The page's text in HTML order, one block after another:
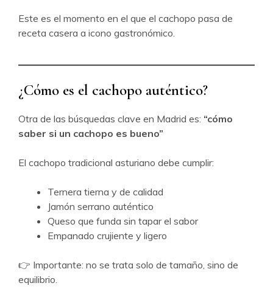
Este es el momento en el que el cachopo pasa de
receta casera a icono gastronómico.
¿Cómo es el cachopo auténtico?
Otra de las búsquedas clave en Madrid es: “cómo
saber si un cachopo es bueno”
El cachopo tradicional asturiano debe cumplir:
Ternera tierna y de calidad
Jamón serrano auténtico
Queso que funda sin tapar el sabor
Empanado crujiente y ligero
👉 Importante: no se trata solo de tamaño, sino de
equilibrio.